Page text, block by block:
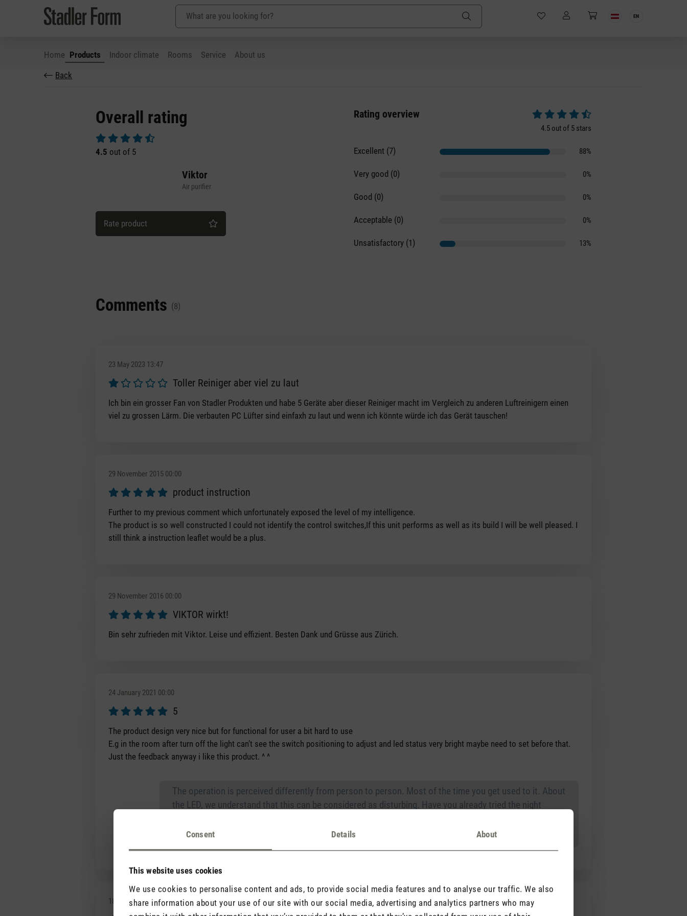
Consent Details About
This website uses cookies
We use cookies to personalise content and ads, to provide social media features and to analyse our traffic. We also
share information about your use of our site with our social media, advertising and analytics partners who may
to main content
Skip to search
Skip to main navigation
EN
Home Products Indoor climate Rooms Service
About us
Back
Overall rating
Average rating of 4.5 out of 5 stars
4.5 out of 5
Viktor
Air purifier
Rate product
Rating overview
Average rating of 4.5 out of 5 stars
4.5 out of 5 stars
Excellent (7) 88%
Very good (0) 0%
Good (0) 0%
Acceptable (0) 0%
Unsatisfactory (1) 13%
Comments (8)
23 May 2023 13:47
Review with rating of 1 out of 5 stars
Toller Reiniger aber viel zu laut
Ich bin ein grosser Fan von Stadler Produkten und habe 5 Geräte aber dieser Reiniger macht im Vergleich zu anderen Luftreinigern einen
viel zu grossen Lärm. Die verbauten PC Lüfter sind einfaxh zu laut und wenn ich könnte würde ich das Gerät tauschen!
29 November 2015 00:00
Review with rating of 5 out of 5 stars
product instruction
Further to my previous comment which unfortunately exposed the level of my intelligence.
The product is so well constructed I could not identify the control switches,If this unit performs as well as its build I will be well pleased. I
still think a instruction leaflet would be a plus.
29 November 2016 00:00
Review with rating of 5 out of 5 stars
VIKTOR wirkt!
Bin sehr zufrieden mit Viktor. Leise und effizient. Besten Dank und Grüsse aus Zürich.
24 January 2021 00:00
Review with rating of 5 out of 5 stars
5
The product design very nice but for functional for user a bit hard to use
E.g in the room after turn off the light can’t see the switch positioning to adjust and led status very bright maybe need to set before that.
Just the feedback anyway i like this product. ^ ^
The operation is perceived differently from person to person. Most of the time you get used to it. About
the LED, we understand that this can be considered as disturbing. Have you already tried the night
18 April 2021 00:00